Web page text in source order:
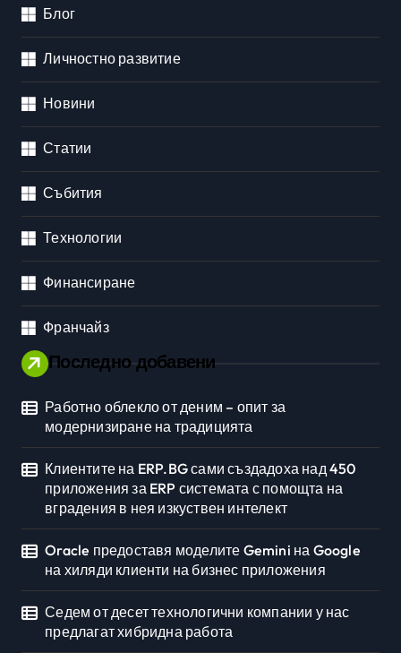
Блог
Личностно развитие
Новини
Статии
Събития
Технологии
Финансиране
Франчайз
Последно добавени
Работно облекло от деним – опит за
модернизиране на традицията
Клиентите на ERP.BG сами създадоха над 450
приложения за ERP системата с помощта на
вградения в нея изкуствен интелект
Oracle предоставя моделите Gemini на Google
на хиляди клиенти на бизнес приложения
Седем от десет технологични компании у нас
предлагат хибридна работа